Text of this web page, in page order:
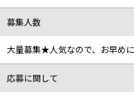
募集人数
大量募集★人気なので、お早めに
応募に関して